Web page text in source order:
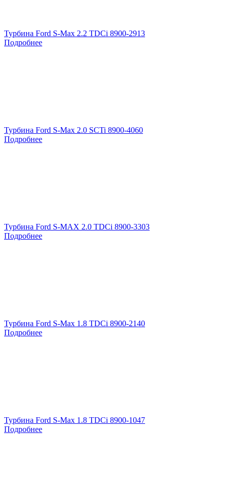
Турбина Ford S-Max 2.2 TDCi 8900-2913
Подробнее
Турбина Ford S-Max 2.0 SCTi 8900-4060
Подробнее
Турбина Ford S-MAX 2.0 TDCi 8900-3303
Подробнее
Турбина Ford S-Max 1.8 TDCi 8900-2140
Подробнее
Турбина Ford S-Max 1.8 TDCi 8900-1047
Подробнее